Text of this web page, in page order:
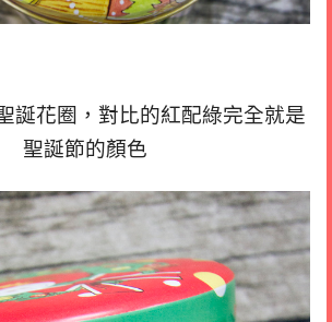
誕花圈，對比的紅配綠完全就是
聖誕節的顏色